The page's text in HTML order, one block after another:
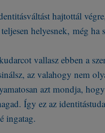
hajtottál
helyesnek, még ha
vallasz ebben a
az valahogy nem
azt mondja,
Így ez az
ingatag.